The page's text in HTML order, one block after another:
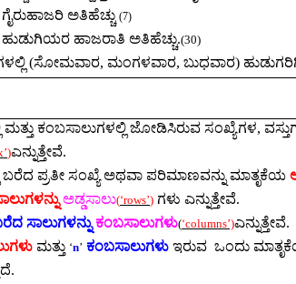
ಅತಿಹೆಚ್ಚು(7)
ಹಾಜರಾತಿ ಅತಿಹೆಚ್ಚು.(30)
(ಸೋಮವಾರ,ಮಂಗಳವಾರ,ಬುಧವಾರ)
ಮತ್ತು ಕಂಬಸಾಲುಗಳಲ್ಲಿ ಜೋಡಿಸಿರುವ ಸಂಖ್ಯೆಗಳ,
)ಎನ್ನುತ್ತೇವೆ.
ಬರೆದ ಪ್ರತೀ ಸಂಖ್ಯೆ ಅಥವಾ ಪರಿಮಾಣವನ್ನು ಮಾತೃಕೆಯ
ಅಡ್ಡಸಾಲ(‘rows’) ಗಳು ಎನ್ನುತ್ತೇವೆ.
ಸಾಲುಗಳನ್ನು ಕಂಬಸಾಲುಗಳ(‘columns’)ಎನ್ನುತ್ತೇವೆ.
ಮತ್ತು ‘n’ ಕಂಬಸಾಲುಗಳು ಇರುವ ಒಂದು